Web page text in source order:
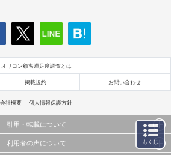
オリコン顧客満足度調査とは
掲載規約 お問い合わせ
会社概要 個人情報保護方針
引用・転載について
字、写真、イラスト、画像データ等）及びこれらの配置・
利用者の声について もくじ